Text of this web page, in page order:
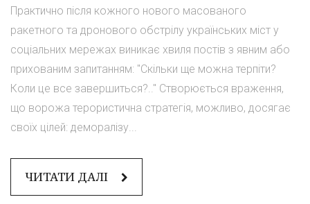
Практично після кожного нового масованого
ракетного та дронового обстрілу українських міст у
соціальних мережах виникає хвиля постів з явним або
прихованим запитанням: "Скільки ще можна терпіти?
Коли це все завершиться?.." Створюється враження,
що ворожа терористична стратегія, можливо, досягає
своїх цілей: деморалізу...
ЧИТАТИ ДАЛІ